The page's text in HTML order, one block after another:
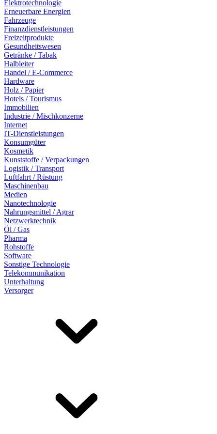
Elektrotechnologie
Erneuerbare Energien
Fahrzeuge
Finanzdienstleistungen
Freizeitprodukte
Gesundheitswesen
Getränke / Tabak
Halbleiter
Handel / E-Commerce
Hardware
Holz / Papier
Hotels / Tourismus
Immobilien
Industrie / Mischkonzerne
Internet
IT-Dienstleistungen
Konsumgüter
Kosmetik
Kunststoffe / Verpackungen
Logistik / Transport
Luftfahrt / Rüstung
Maschinenbau
Medien
Nanotechnologie
Nahrungsmittel / Agrar
Netzwerktechnik
Öl / Gas
Pharma
Rohstoffe
Software
Sonstige Technologie
Telekommunikation
Unterhaltung
Versorger